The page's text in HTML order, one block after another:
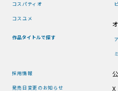
コスパティオ
コスユメ
作品タイトルで探す
採用情報
発売日変更のお知らせ
X